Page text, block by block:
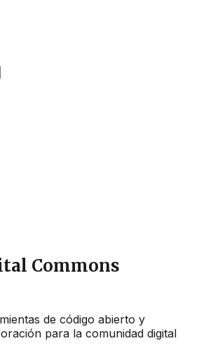
Commons
de código abierto y
para la comunidad digital